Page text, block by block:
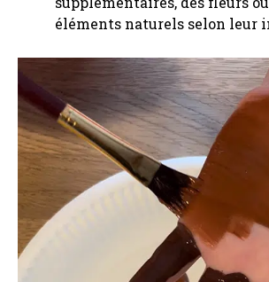
éléments naturels selon leur